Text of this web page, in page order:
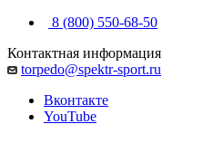
8 (800) 550-68-50
Контактная информация
torpedo@spektr-sport.ru
Вконтакте
YouTube